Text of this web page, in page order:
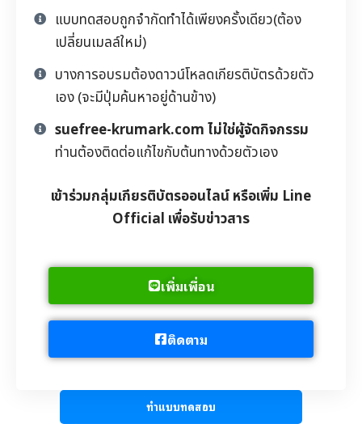
แบบทดสอบถูกจำกัดทำได้เพียงครั้งเดียว(ต้อง
เปลี่ยนเมลล์ใหม่)
บางการอบรมต้องดาวน์โหลดเกียรติบัตรด้วยตัว
เอง (จะมีปุ่มค้นหาอยู่ด้านข้าง)
suefree-krumark.com ไม่ใช่ผู้จัดกิจกรรม
ท่านต้องติดต่อแก้ไขกับต้นทางด้วยตัวเอง
เข้าร่วมกลุ่มเกียรติบัตรออนไลน์ หรือเพิ่ม Line
Official เพื่อรับข่าวสาร
เพิ่มเพื่อน
ติดตาม
ทำแบบทดสอบ